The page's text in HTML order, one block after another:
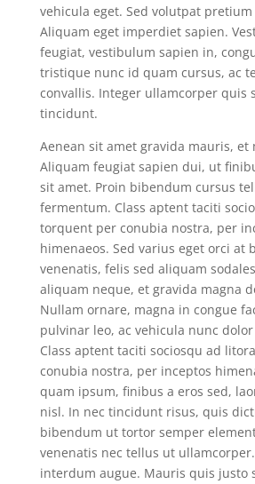
vehicula eget. Sed volutpat
Aliquam eget imperdiet sapien.
feugiat, vestibulum sapien in,
tristique nunc id quam cursus, ac
convallis. Integer ullamcorper quis
tincidunt.
Aenean sit amet gravida mauris, et
Aliquam feugiat sapien dui, ut
sit amet. Proin bibendum cursus
fermentum. Class aptent taciti
torquent per conubia nostra, per
himenaeos. Sed varius eget orci at
venenatis, felis sed aliquam
aliquam neque, et gravida magna
Nullam ornare, magna in congue
pulvinar leo, ac vehicula nunc
Class aptent taciti sociosqu ad
conubia nostra, per inceptos
quam ipsum, finibus a eros sed,
nisl. In nec tincidunt risus, quis
bibendum ut tortor semper
venenatis nec tellus ut
interdum augue. Mauris quis justo